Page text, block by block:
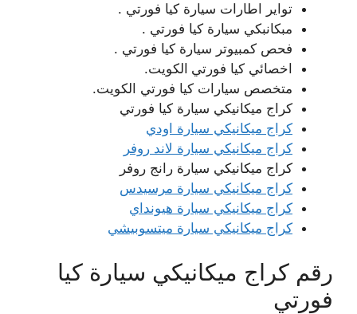
تواير اطارات سيارة كيا فورتي .
مبكانبكي سيارة كيا فورتي .
فحص كمبيوتر سيارة كيا فورتي .
اخصائي كيا فورتي الكويت.
متخصص سيارات كيا فورتي الكويت.
كراج ميكانيكي سيارة كيا فورتي
كراج ميكانيكي سيارة اودي
كراج ميكانيكي سيارة لاند روفر
كراج ميكانيكي سيارة رانج روفر
كراج ميكانيكي سيارة مرسيدس
كراج ميكانيكي سيارة هيونداي
كراج ميكانيكي سيارة ميتسوبيشي
رقم كراج ميكانيكي سيارة كيا
فورتي